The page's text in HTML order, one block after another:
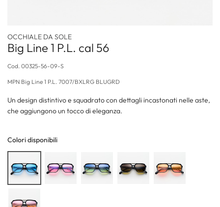
OCCHIALE DA SOLE
Big Line 1 P.L. cal 56
Cod. 00325-56-09-S
MPN Big Line 1 P.L. 7007/BXLRG BLUGRD
Un design distintivo e squadrato con dettagli incastonati nelle aste,
che aggiungono un tocco di eleganza.
Colori disponibili